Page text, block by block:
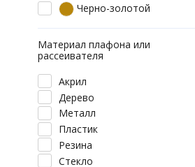
Черно-золотой
Материал плафона или
рассеивателя
Акрил
Дерево
Металл
Пластик
Резина
Стекло